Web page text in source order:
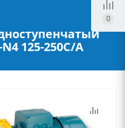
125-250C/A
0